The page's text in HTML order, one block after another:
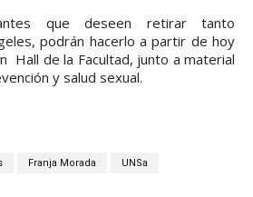
que deseen retirar tanto
podrán hacerlo a partir de hoy
Hall de la Facultad, junto a material
y salud sexual.
Franja Morada UNSa